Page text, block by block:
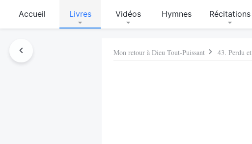
Accueil Livres Vidéos Hymnes Récitations
Mon retour à Dieu Tout-Puissant 43. Perdu